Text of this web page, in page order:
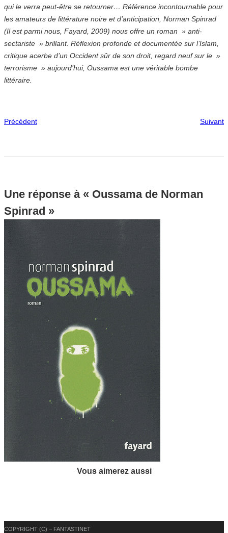
qui le verra peut-être se retourner… Référence incontournable pour
les amateurs de littérature noire et d’anticipation, Norman Spinrad
(Il est parmi nous, Fayard, 2009) nous offre un roman » anti-
sectariste » brillant. Réflexion profonde et documentée sur l’Islam,
critique acerbe d’un Occident sûr de son droit, regard neuf sur le »
terrorisme » aujourd’hui, Oussama est une véritable bombe
littéraire.
Précédent Suivant
Une réponse à « Oussama de Norman
Spinrad »
Vous aimerez aussi
COPYRIGHT (C) – FANTASTINET